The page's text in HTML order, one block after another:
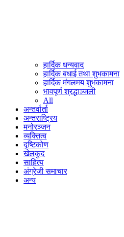
हार्दिक धन्यवाद
हार्दिक बधाई तथा शुभकामना
हार्दिक मंगलमय शुभकामना
भावपूर्ण श्रद्धाञ्जली
All
अन्तर्वार्ता
अन्तराष्ट्रिय
मनोरञ्जन
व्यक्तित्व
दृष्टिकोण
खेलकुद
साहित्य
अंग्रेजी समाचार
अन्य